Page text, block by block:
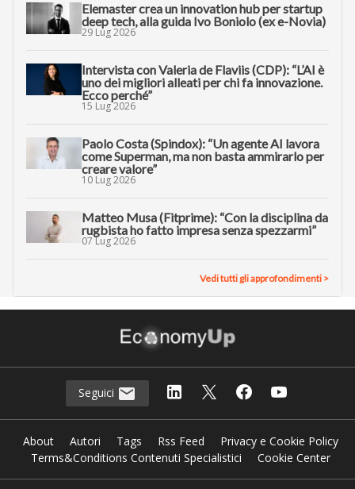
Elemaster crea un innovation hub per startup
deep tech, alla guida Ivo Boniolo (ex e-Novia)
29 Lug 2026
Intervista con Valeria de Flaviis (CDP): “L’AI è
uno dei migliori alleati per chi fa innovazione.
Ecco perché”
15 Lug 2026
Paolo Costa (Spindox): “Un agente AI lavora
come Superman, ma non basta ammirarlo per
creare valore”
10 Lug 2026
Matteo Musa (Fitprime): “Con la disciplina da
rugbista ho fatto impresa senza spezzarmi”
07 Lug 2026
Vedi tutti gli approfondimenti >
Seguici
About Autori Tags Rss Feed
Privacy e Cookie Policy
Terms&Conditions Contenuti Specialistici
Cookie Center